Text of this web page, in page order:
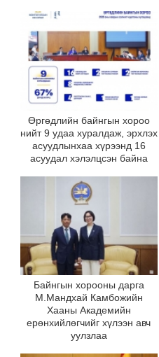
Өргөдлийн байнгын хороо
нийт 9 удаа хуралдаж, эрхлэх
асуудлынхаа хүрээнд 16
асуудал хэлэлцсэн байна
Байнгын хорооны дарга
М.Мандхай Камбожийн
Хааны Академийн
ерөнхийлөгчийг хүлээн авч
уулзлаа